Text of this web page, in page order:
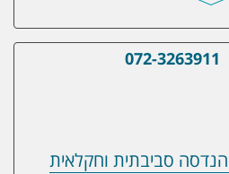
מהנדסים – הנדסה סביבתית וחקלאית
072-3263911
סביבתית וחקלאית